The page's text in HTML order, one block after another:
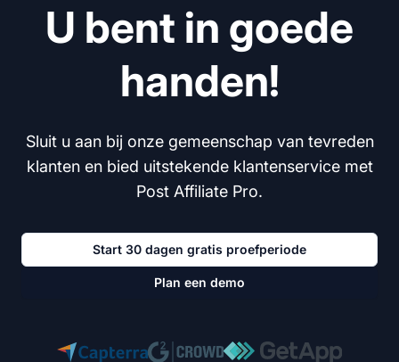
U bent in goede
handen!
Sluit u aan bij onze gemeenschap van tevreden
klanten en bied uitstekende klantenservice met
Post Affiliate Pro.
Start 30 dagen gratis proefperiode
Plan een demo